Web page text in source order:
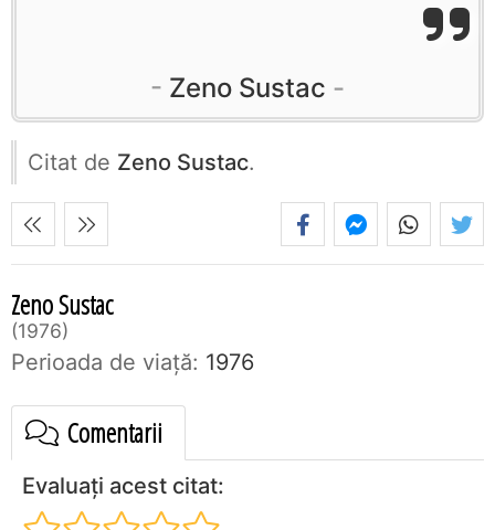
Zeno Sustac
Citat de Zeno Sustac.
Zeno Sustac
1976
Perioada de viaţă: 1976
Comentarii
Evaluați acest citat: